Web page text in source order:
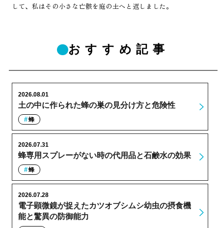
して、私はその小さな亡骸を庭の土へと返しました。
おすすめ記事
土の中に作られた蜂の巣の見分け方と危険性
2026.08.01
蜂
蜂専用スプレーがない時の代用品と石鹸水の効果
2026.07.31
蜂
電子顕微鏡が捉えたカツオブシムシ幼虫の摂食機
能と驚異の防御能力
2026.07.28